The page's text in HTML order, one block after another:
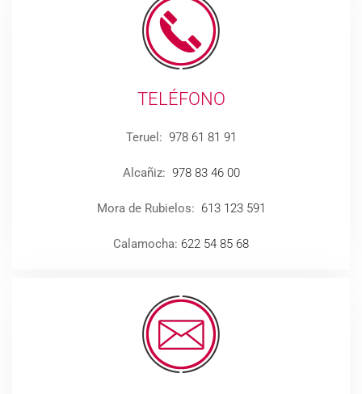
TELÉFONO
Teruel: 978 61 81 91
Alcañiz: 978 83 46 00
Mora de Rubielos: 613 123 591
Calamocha: 622 54 85 68